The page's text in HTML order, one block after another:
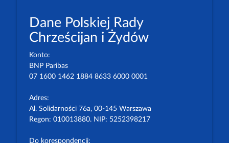
Dane Polskiej Rady
Chrześcijan i Żydów
Konto:
BNP Paribas
07 1600 1462 1884 8633 6000 0001
Adres:
Al. Solidarności 76a, 00-145 Warszawa
Regon: 010013880. NIP: 5252398217
Do korespondencji: